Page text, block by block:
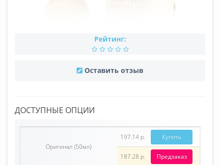
Рейтинг:
Оставить отзыв
ДОСТУПНЫЕ ОПЦИИ
Оригинал (50мл)
197.14 р. Купить
187.28 р. Предзаказ